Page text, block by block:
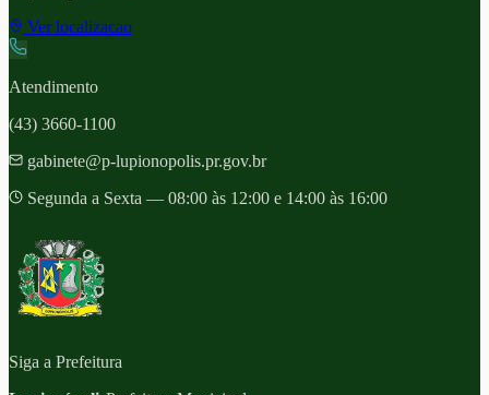
Ver localizacao
Atendimento
(43) 3660-1100
gabinete@p-lupionopolis.pr.gov.br
Segunda a Sexta — 08:00 às 12:00 e 14:00 às 16:00
Siga a Prefeitura